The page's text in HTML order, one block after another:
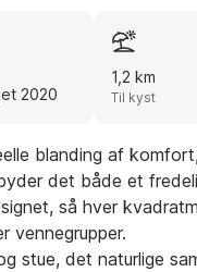
2020
1,2 km
Til kyst
blanding af
det både et
så hver
vennegrupper.
stue, det naturlige